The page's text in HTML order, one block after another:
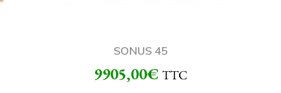
SONUS 45
9905,00€ TTC